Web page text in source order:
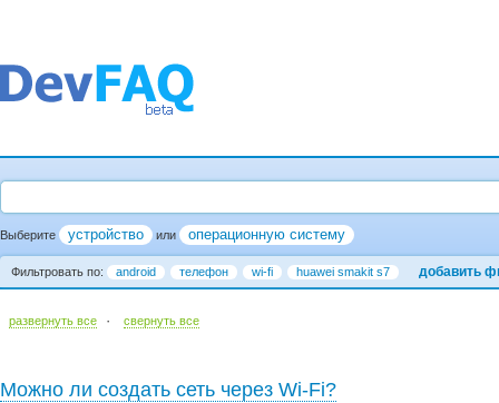
Выберите устройство или операционную систему
Фильтровать по: android телефон wi-fi huawei smakit s7 добавить
развернуть все · cвернуть все
Можно ли создать сеть через Wi-Fi?